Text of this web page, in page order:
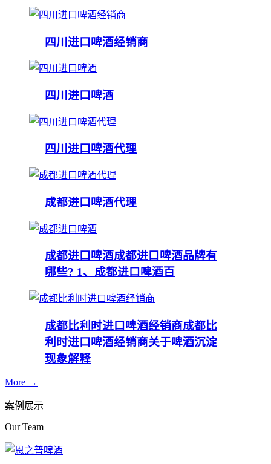
四川进口啤酒经销商
四川进口啤酒
四川进口啤酒代理
成都进口啤酒代理
成都进口啤酒成都进口啤酒品牌有
哪些? 1、成都进口啤酒百
成都比利时进口啤酒经销商成都比
利时进口啤酒经销商关于啤酒沉淀
现象解释
More →
案例展示
Our Team